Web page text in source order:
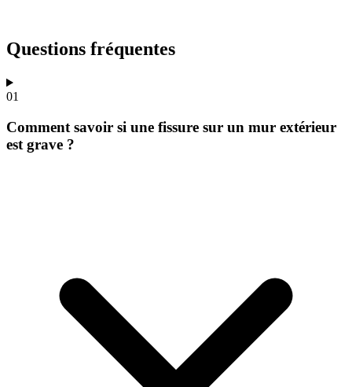
Questions fréquentes
01
Comment savoir si une fissure sur un mur extérieur
est grave ?